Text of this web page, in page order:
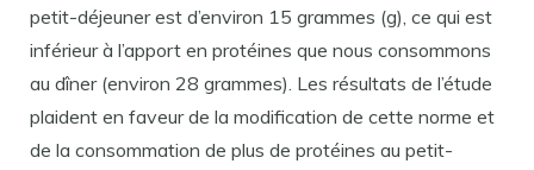
petit-déjeuner est d’environ 15 grammes (g), ce qui est
inférieur à l’apport en protéines que nous consommons
au dîner (environ 28 grammes). Les résultats de l’étude
plaident en faveur de la modification de cette norme et
de la consommation de plus de protéines au petit-